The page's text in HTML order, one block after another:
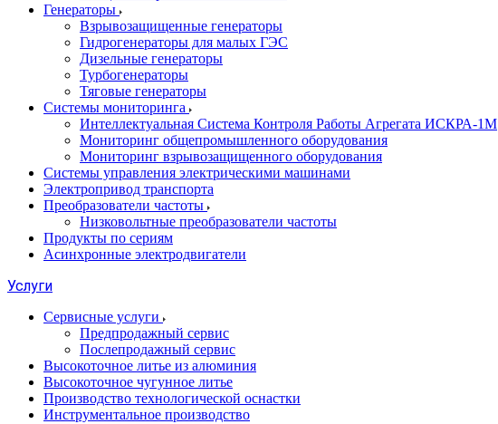
Генераторы
Взрывозащищенные генераторы
Гидрогенераторы для малых ГЭС
Дизельные генераторы
Турбогенераторы
Тяговые генераторы
Системы мониторинга
Интеллектуальная Система Контроля Работы Агрегата ИСКРА-1М
Мониторинг общепромышленного оборудования
Мониторинг взрывозащищенного оборудования
Системы управления электрическими машинами
Электропривод транспорта
Преобразователи частоты
Низковольтные преобразователи частоты
Продукты по сериям
Асинхронные электродвигатели
Услуги
Сервисные услуги
Предпродажный сервис
Послепродажный сервис
Высокоточное литье из алюминия
Высокоточное чугунное литье
Производство технологической оснастки
Инструментальное производство